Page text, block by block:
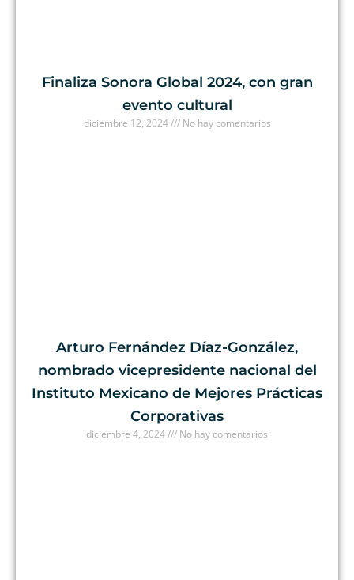
Finaliza Sonora Global 2024, con gran
evento cultural
diciembre 12, 2024 No hay comentarios
Arturo Fernández Díaz-González,
nombrado vicepresidente nacional del
Instituto Mexicano de Mejores Prácticas
Corporativas
diciembre 4, 2024 No hay comentarios